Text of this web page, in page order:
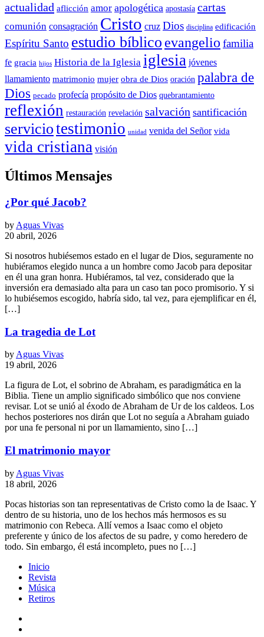
actualidad aflicción amor apologética apostasía cartas
comunión consagración Cristo cruz Dios disciplina edificación
Espíritu Santo estudio bíblico evangelio familia
fe gracia hijos Historia de la Iglesia iglesia jóvenes
llamamiento matrimonio mujer obra de Dios oración palabra de
Dios pecado profecía propósito de Dios quebrantamiento
reflexión restauración revelación salvación santificación
serviciotestimonio unidad venida del Señor vida
vida cristiana visión
Últimos Mensajes
¿Por qué Jacob?
by Aguas Vivas
20 abril, 2026
Si nosotros hubiésemos estado en el lugar de Dios, seguramente no
hubiéramos elegido nunca a un hombre como Jacob para depositar
en él una gran honra. Hubiéramos, tal vez, considerado que la
inversión era demasiado alta para un caso tan poco promisorio. Y si
lo hubiésemos escogido, habría sido, tal vez, para ejemplificar en él,
[…]
La tragedia de Lot
by Aguas Vivas
19 abril, 2026
La figura de Lot, el sobrino de Abraham, es paradigmática en la
Biblia. Tiene un amplio significado simbólico que nos conviene
revisar. Lot se unió al éxodo de Abraham de Ur de los caldeos. Los
hechos posteriores nos dirán que Lot no seguía a Abraham guiado
por una fe personal ni por un llamamiento, sino […]
El matrimonio mayor
by Aguas Vivas
18 abril, 2026
Pocas historias son tan representativas de Cristo como la de Isaac. Y
dentro de su historia, uno de los hechos más hermosos es su
matrimonio con Rebeca. Allí vemos a Isaac como el objeto
preferente y único de los afectos de su padre, y como heredero de
todo. Sin embargo, él está incompleto, pues no […]
Inicio
Revista
Música
Retiros